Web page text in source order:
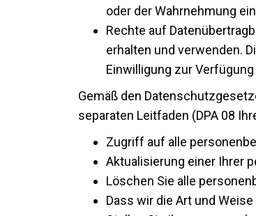
oder der Wahrnehmung
Rechte auf
erhalten und verwenden.
Einwilligung zur
Gemäß den
separaten Leitfaden (DPA 08
Zugriff auf alle
Aktualisierung einer Ihrer
Löschen Sie alle
Dass wir die Art und